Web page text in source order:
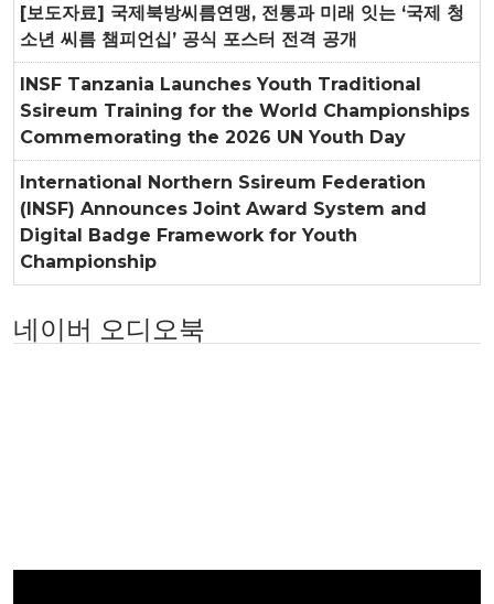
[보도자료] 국제북방씨름연맹, 전통과 미래 잇는 ‘국제 청
소년 씨름 챔피언십’ 공식 포스터 전격 공개
INSF Tanzania Launches Youth Traditional
Ssireum Training for the World Championships
Commemorating the 2026 UN Youth Day
International Northern Ssireum Federation
(INSF) Announces Joint Award System and
Digital Badge Framework for Youth
Championship
네이버 오디오북